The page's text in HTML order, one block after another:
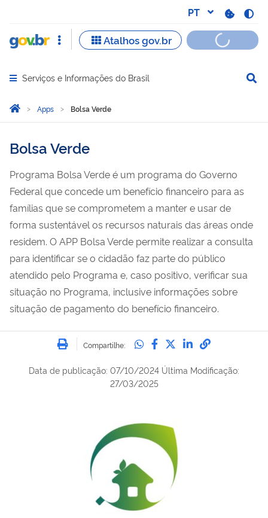
Abrir menu principal de navegação
Serviços e Informações do Brasil
Você está aqui:
Página Inicial
Apps Bolsa Verde
Bolsa Verde
Programa Bolsa Verde é um programa do Governo
Federal que concede um benefício financeiro para as
famílias que se comprometem a manter e usar de
forma sustentável os recursos naturais das áreas onde
residem. O APP Bolsa Verde permite realizar a consulta
para identificar se o cidadão faz parte do público
atendido pelo Programa e, caso positivo, verificar sua
situação no Programa, inclusive informações sobre
situação de pagamento do benefício financeiro.
Imprimir
Compartilhe: Compartilhe no
Compartilhe no
Compartilhe no
Compartilhe
Data de publicação: 07/10/2024 Última Modificação:
27/03/2025